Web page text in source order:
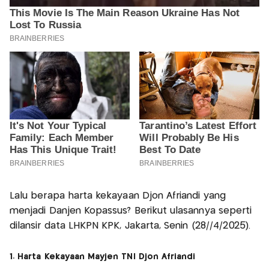
Lalu berapa harta kekayaan Djon Afriandi yang
menjadi Danjen Kopassus? Berikut ulasannya seperti
dilansir data LHKPN KPK, Jakarta, Senin (28//4/2025).
1. Harta Kekayaan Mayjen TNI Djon Afriandi